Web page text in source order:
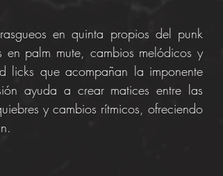
en quinta propios del punk
en palm mute, cambios melódicos y
licks que acompañan la imponente
ayuda a crear matices entre las
y cambios rítmicos, ofreciendo